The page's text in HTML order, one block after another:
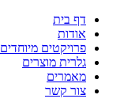
דף בית
אודות
פרויקטים מיוחדים
גלרית מוצרים
מאמרים
צור קשר